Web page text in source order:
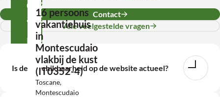
Contact
Alle veelgestelde vragen
Is de beschikbaarheid op de website actueel?
deze
accommodatie?
Neem
contact
met
ons
16 persoons
vakantiehuis
in
Montescudaio
vlakbij de kust
(IT0352-4)
Toscane,
Montescudaio